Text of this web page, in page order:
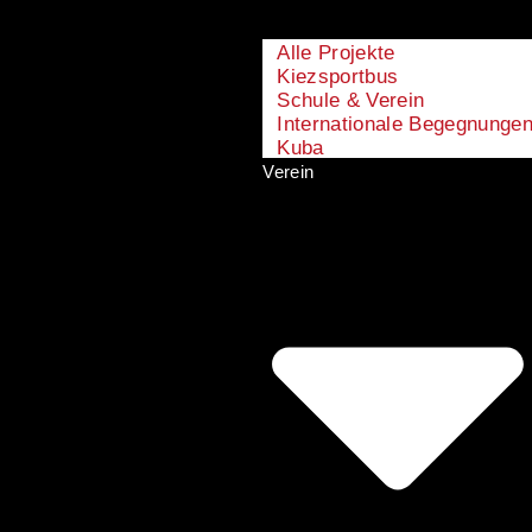
Alle Projekte
Kiezsportbus
Schule & Verein
Internationale
Kuba
Verein